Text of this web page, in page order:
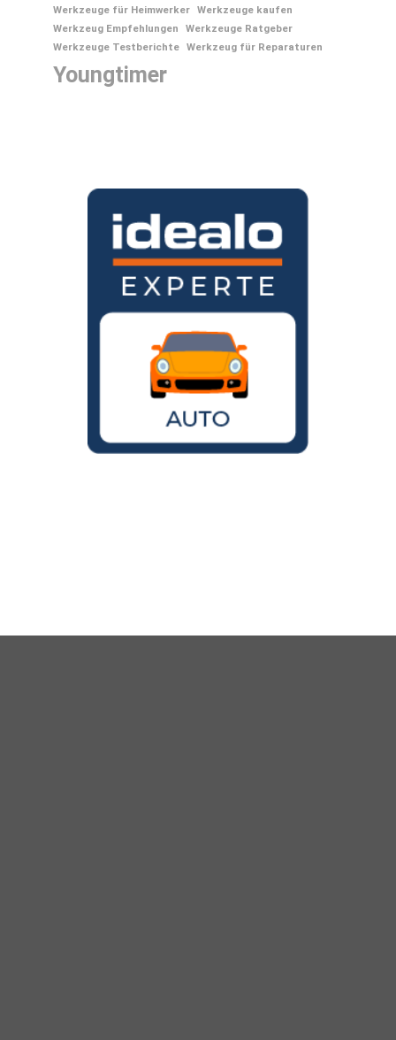
Werkzeuge für Heimwerker Werkzeuge kaufen
Werkzeug Empfehlungen
Werkzeuge Ratgeber
Werkzeuge Testberichte Werkzeug für Reparaturen
Youngtimer